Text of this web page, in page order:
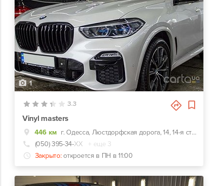
1
3.3
Vinyl masters
446 км
г. Одесса, Люстдорфская дорога, 14, 14-я станция Люстдорфской дороги, остановка Арсенал
(050) 395-34-ХХ
+ еще 3
Закрыто: откроется в ПН в 11:00